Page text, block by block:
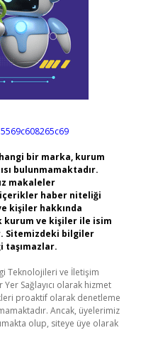
bir marka, kurum
bulunmamaktadır.
makaleler
içerikler haber niteliği
kişiler hakkında
kurum ve kişiler ile isim
Sitemizdeki bilgiler
taşımazlar.
Teknolojileri ve İletişim
Sağlayıcı olarak hizmet
proaktif olarak denetleme
Ancak, üyelerimiz
olup, siteye üye olarak